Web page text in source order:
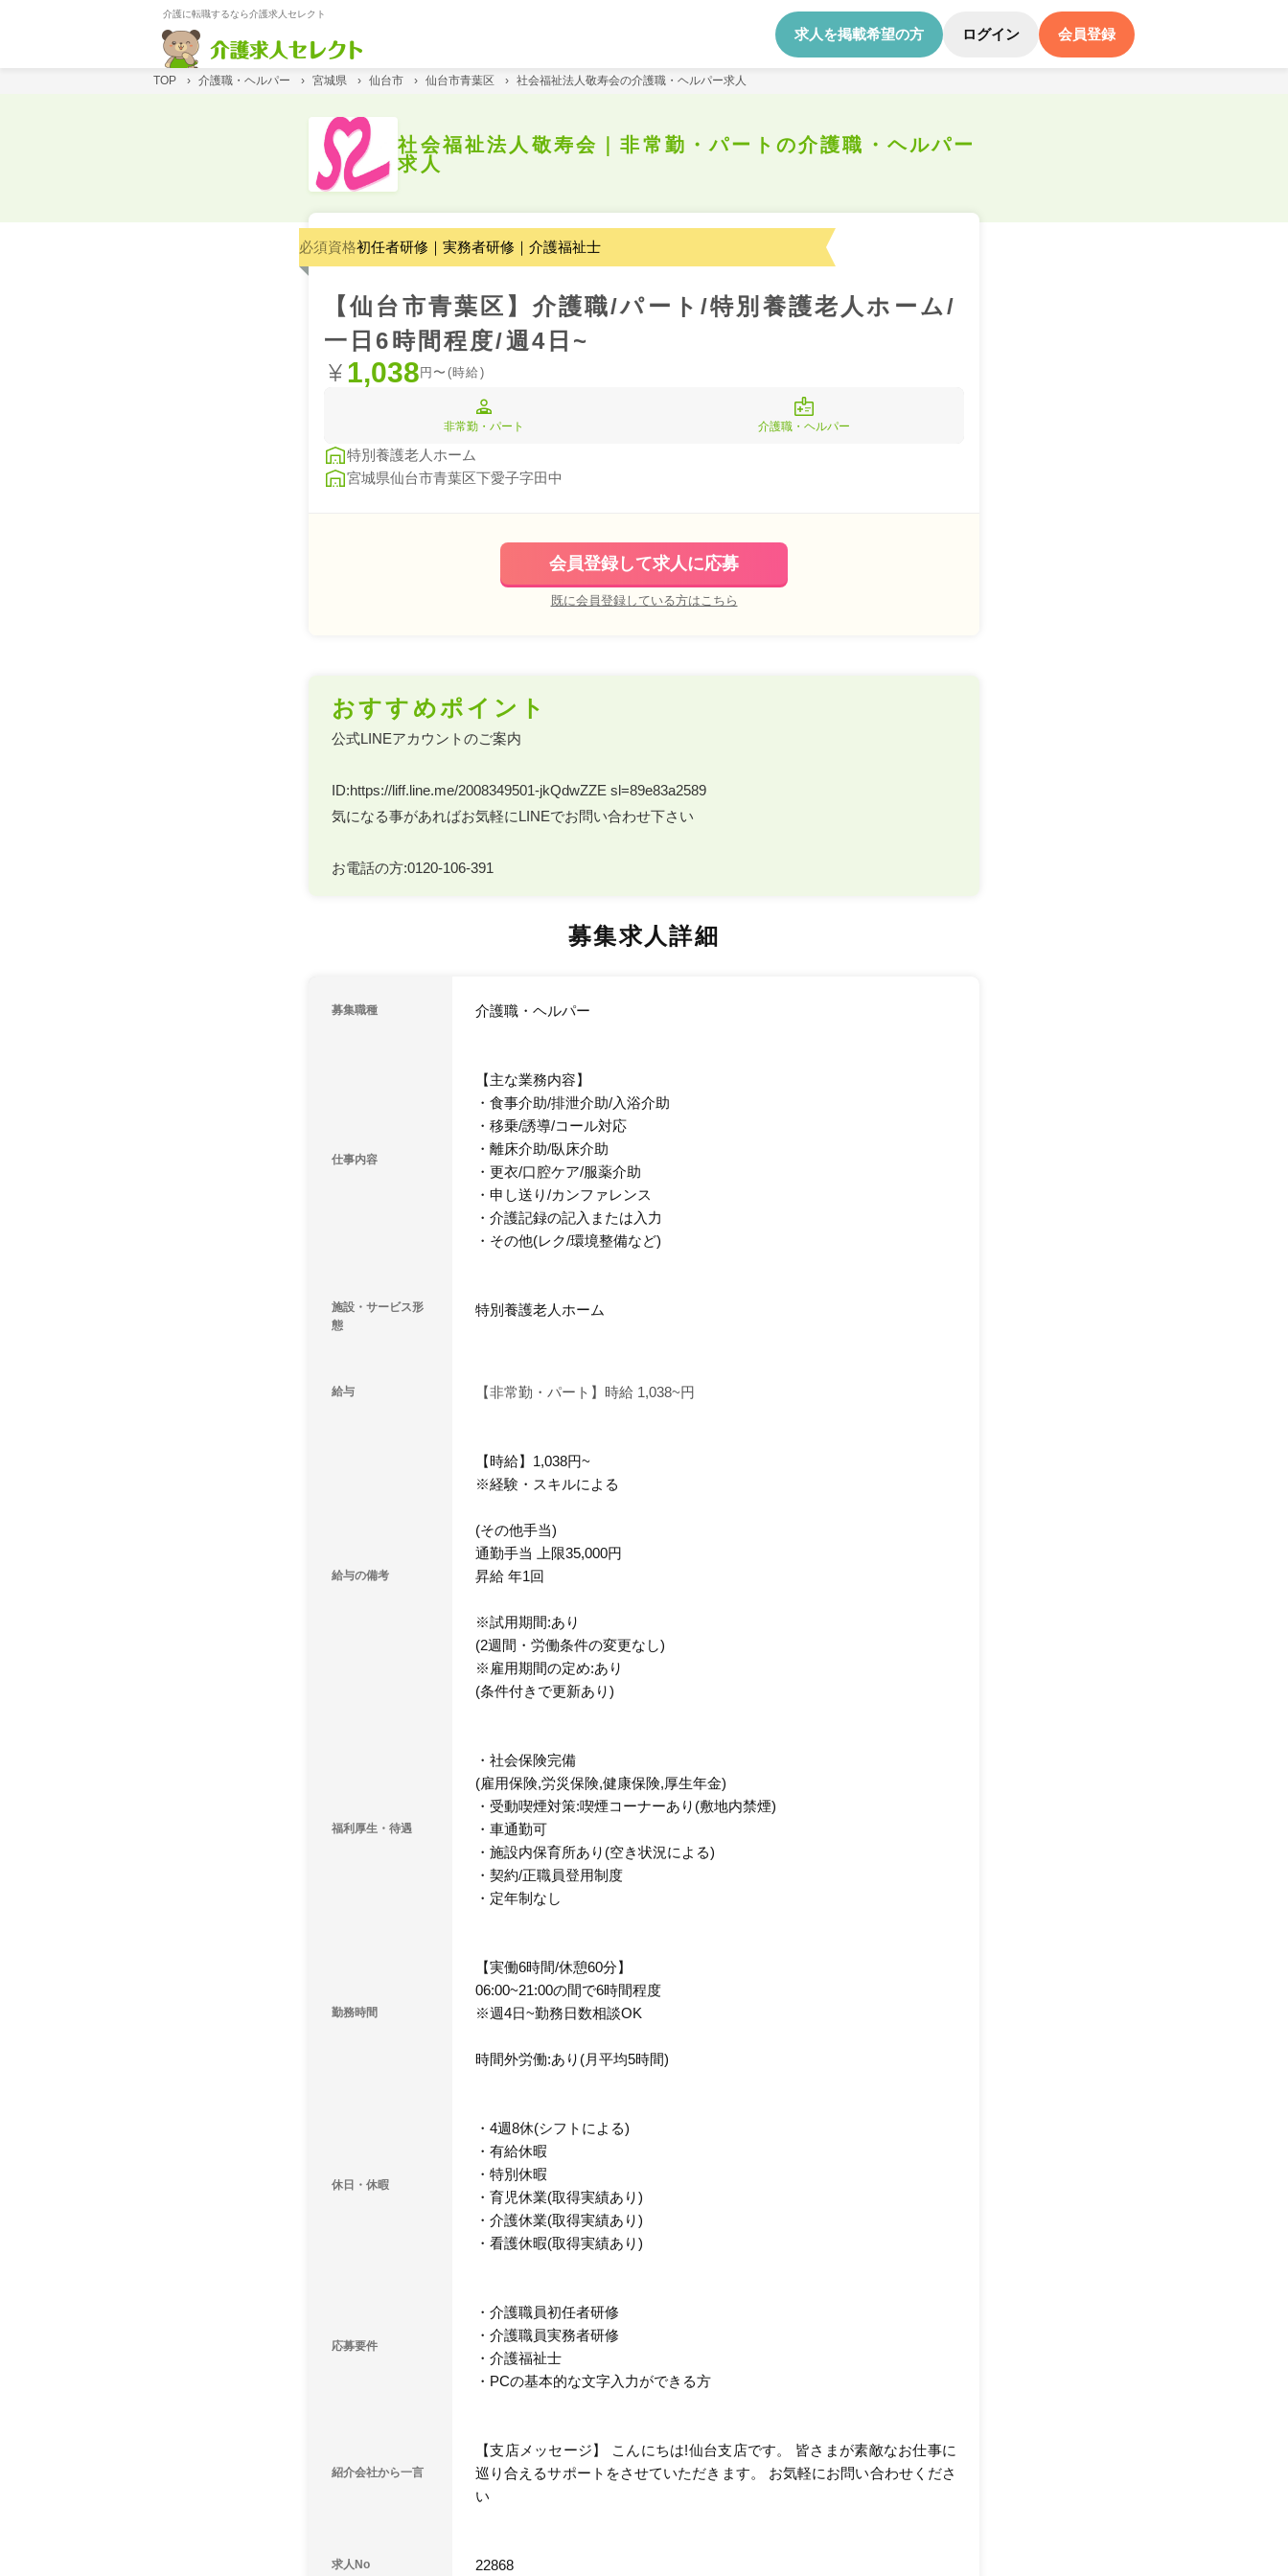
介護に転職するなら介護求人セレクト
求人を掲載希望の方 ログイン 会員登録
TOP › 介護職・ヘルパー › 宮城県 › 仙台市 › 仙台市青葉区 › 社会福祉法人敬寿会の介護職・ヘルパー求人
社会福祉法人敬寿会｜非常勤・パートの介護職・ヘルパー
求人
必須資格初任者研修｜実務者研修｜介護福祉士
【仙台市青葉区】介護職/パート/特別養護老人ホーム/
一日6時間程度/週4日~
1,038 円〜(時給)
非常勤・パート 介護職・ヘルパー
特別養護老人ホーム
宮城県仙台市青葉区下愛子字田中
会員登録して求人に応募
既に会員登録している方はこちら
おすすめポイント
公式LINEアカウントのご案内
ID:https://liff.line.me/2008349501-jkQdwZZE sl=89e83a2589
気になる事があればお気軽にLINEでお問い合わせ下さい
お電話の方:0120-106-391
募集求人詳細
募集職種 介護職・ヘルパー
仕事内容
【主な業務内容】
・食事介助/排泄介助/入浴介助
・移乗/誘導/コール対応
・離床介助/臥床介助
・更衣/口腔ケア/服薬介助
・申し送り/カンファレンス
・介護記録の記入または入力
・その他(レク/環境整備など)
施設・サービス形
態
特別養護老人ホーム
給与 【非常勤・パート】時給 1,038~円
給与の備考
【時給】1,038円~
※経験・スキルによる
(その他手当)
通勤手当 上限35,000円
昇給 年1回
※試用期間:あり
(2週間・労働条件の変更なし)
※雇用期間の定め:あり
(条件付きで更新あり)
福利厚生・待遇
・社会保険完備
(雇用保険,労災保険,健康保険,厚生年金)
・受動喫煙対策:喫煙コーナーあり(敷地内禁煙)
・車通勤可
・施設内保育所あり(空き状況による)
・契約/正職員登用制度
・定年制なし
勤務時間
【実働6時間/休憩60分】
06:00~21:00の間で6時間程度
※週4日~勤務日数相談OK
時間外労働:あり(月平均5時間)
休日・休暇
・4週8休(シフトによる)
・有給休暇
・特別休暇
・育児休業(取得実績あり)
・介護休業(取得実績あり)
・看護休暇(取得実績あり)
応募要件
・介護職員初任者研修
・介護職員実務者研修
・介護福祉士
・PCの基本的な文字入力ができる方
紹介会社から一言
【支店メッセージ】 こんにちは!仙台支店です。 皆さまが素敵なお仕事に
巡り合えるサポートをさせていただきます。 お気軽にお問い合わせくださ
い
求人No 22868